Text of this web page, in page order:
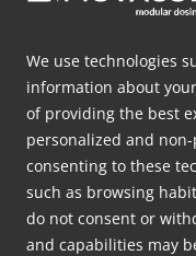
We use technologies
information about
of providing the best
personalized and
consenting to these
such as browsing
do not consent or
and capabilities may
如前所述，PET 瓶在
干燥。分离出来的薄
（rPET）。这个过程
成颗粒之前需要熔化
想出创新的方法来创
司也在尽最大努力使